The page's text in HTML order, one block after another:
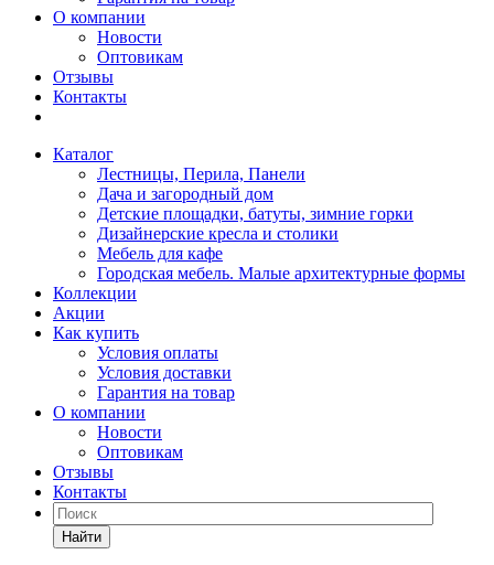
О компании
Новости
Оптовикам
Отзывы
Контакты
Каталог
Лестницы, Перила, Панели
Дача и загородный дом
Детские площадки, батуты, зимние горки
Дизайнерские кресла и столики
Мебель для кафе
Городская мебель. Малые архитектурные формы
Коллекции
Акции
Как купить
Условия оплаты
Условия доставки
Гарантия на товар
О компании
Новости
Оптовикам
Отзывы
Контакты
Найти